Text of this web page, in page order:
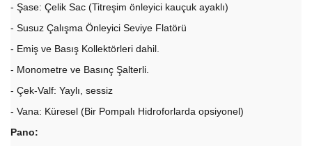
- Şase: Çelik Sac (Titreşim önleyici kauçuk ayaklı)
- Susuz Çalışma Önleyici Seviye Flatörü
- Emiş ve Basış Kollektörleri dahil.
- Monometre ve Basınç Şalterli.
- Çek-Valf: Yaylı, sessiz
- Vana: Küresel (Bir Pompalı Hidroforlarda opsiyonel)
Pano: